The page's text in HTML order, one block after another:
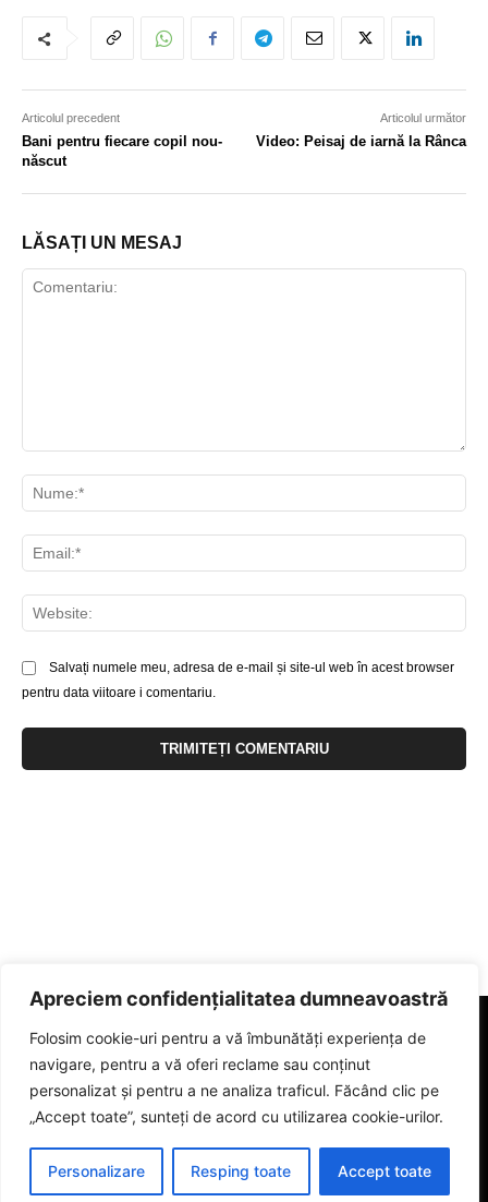
Apreciem confidențialitatea dumneavoastră
Folosim cookie-uri pentru a vă îmbunătăți experiența de
navigare, pentru a vă oferi reclame sau conținut
personalizat și pentru a ne analiza traficul. Făcând clic pe
„Accept toate”, sunteți de acord cu utilizarea cookie-urilor.
Personalizare Resping toate Accept toate
Articolul precedent
Bani pentru fiecare copil nou-
născut
Articolul următor
Video: Peisaj de iarnă la Rânca
LĂSAȚI UN MESAJ
Salvați numele meu, adresa de e-mail și site-ul web în acest browser
pentru data viitoare i comentariu.
© 2023 eGorj.ro. Toate drepturile sunt rezervate.